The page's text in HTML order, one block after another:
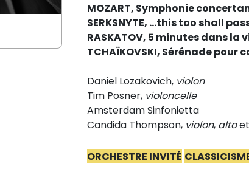
MOZART, Symphonie
SERKSNYTE, …this too shall
RASKATOV, 5 minutes dans la
TCHAÏKOVSKI, Sérénade pour
Daniel Lozakovich, violon
Tim Posner, violoncelle
Amsterdam Sinfonietta
Candida Thompson, violon, altoet
ORCHESTRE INVITÉ